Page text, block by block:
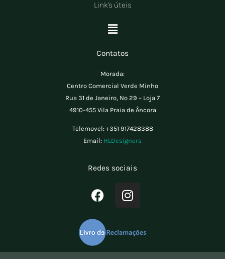
Link's úteis
Menu
Contatos
Morada:
Centro Comercial Verde Minho
Rua 31 de Janeiro, Nº 29 – Loja 7
4910-455 Vila Praia de Âncora
Telemovel: +351 917428388
Email: HLDesigners
Redes sociais
F
a
e
b
o
I
n
a
g